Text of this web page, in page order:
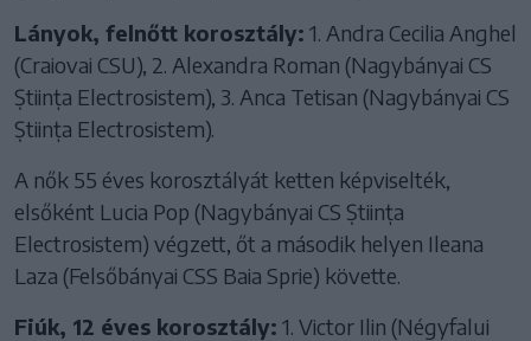
Lányok, felnőtt korosztály: 1. Andra Cecilia Anghel
(Craiovai CSU), 2. Alexandra Roman (Nagybányai CS
Știința Electrosistem), 3. Anca Tetisan (Nagybányai CS
Știința Electrosistem).
A nők 55 éves korosztályát ketten képviselték,
elsőként Lucia Pop (Nagybányai CS Știința
Electrosistem) végzett, őt a második helyen Ileana
Laza (Felsőbányai CSS Baia Sprie) követte.
Fiúk, 12 éves korosztály: 1. Victor Ilin (Négyfalui